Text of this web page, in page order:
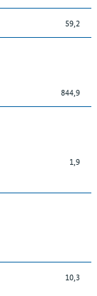
59,2
844,9
1,9
10,3